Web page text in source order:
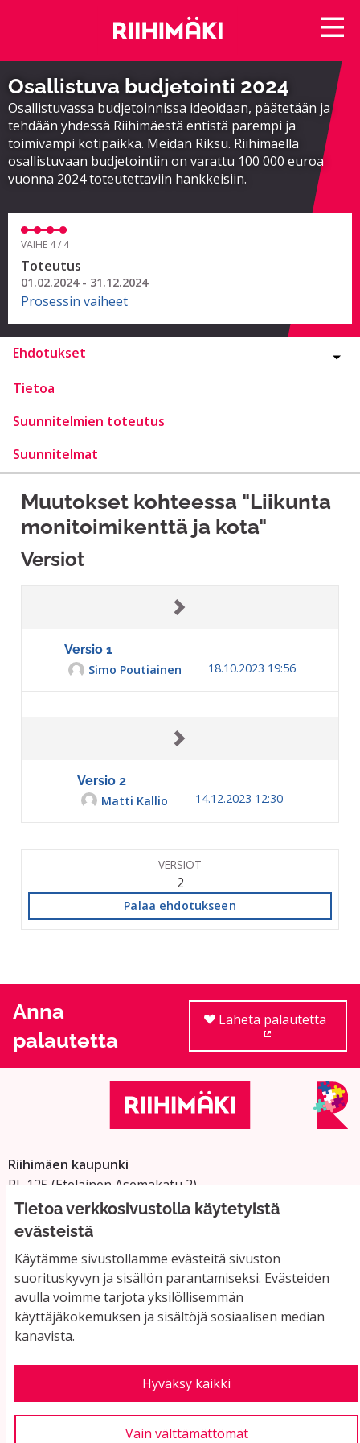
Tietoa verkkosivustolla käytetyistä
evästeistä
Käytämme sivustollamme evästeitä sivuston
suorituskyvyn ja sisällön parantamiseksi. Evästeiden
avulla voimme tarjota yksilöllisemmän
käyttäjäkokemuksen ja sisältöjä sosiaalisen median
kanavista.
Hyväksy kaikki
Vain välttämättömät
Osallistuva budjetointi 2024
Osallistuvassa budjetoinnissa ideoidaan, päätetään ja
tehdään yhdessä Riihimäestä entistä parempi ja
toimivampi kotipaikka. Meidän Riksu. Riihimäellä
osallistuvaan budjetointiin on varattu 100 000 euroa
vuonna 2024 toteutettaviin hankkeisiin.
VAIHE 4 / 4
Toteutus
01.02.2024 - 31.12.2024
Prosessin vaiheet
Ehdotukset
Tietoa
Suunnitelmien toteutus
Suunnitelmat
Muutokset kohteessa "Liikunta
monitoimikenttä ja kota"
Versiot
Versio 1
Simo Poutiainen
18.10.2023 19:56
Versio 2
Matti Kallio
14.12.2023 12:30
VERSIOT
2
Palaa ehdotukseen
Anna
palautetta
Lähetä palautetta
Riihimäen kaupunki
PL 125 (Eteläinen Asemakatu 2)
11101 Riihimäki
Vaihde: 019 758 4000
Sähköpostiosoitteet:
etunimi.sukunimi@riihimaki.fi
Yhteystiedot ja usein kysyttyä
Käyttöehdot
Evästeasetukset